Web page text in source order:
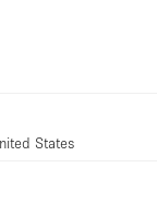
States